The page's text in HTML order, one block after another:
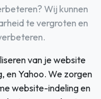
Wij kunnen
te vergroten en
van je website
en Yahoo. We zorgen
website-indeling en